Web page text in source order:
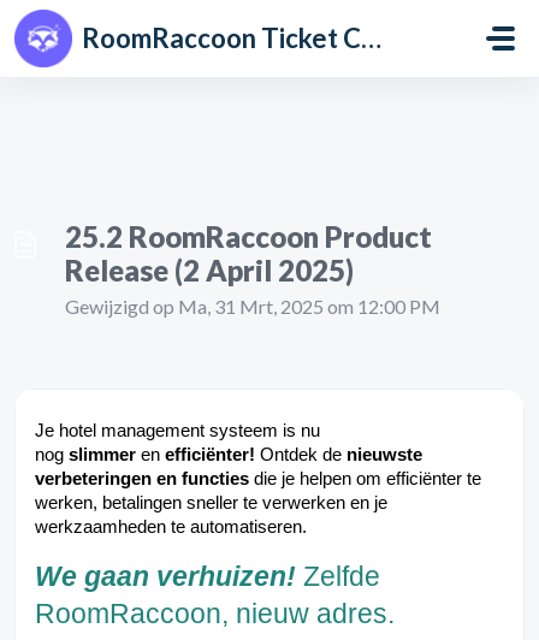
Doorgaan naar hoofdinhoud
RoomRaccoon Ticket Centre
25.2 RoomRaccoon Product
Release (2 April 2025)
Gewijzigd op Ma, 31 Mrt, 2025 om 12:00 PM
Je hotel management systeem is nu
nog slimmer en efficiënter! Ontdek de nieuwste
verbeteringen en functies die je helpen om efficiënter te
werken, betalingen sneller te verwerken en je
werkzaamheden te automatiseren.
We gaan verhuizen! Zelfde
RoomRaccoon, nieuw adres.